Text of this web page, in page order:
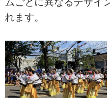
ムごとに異なるデザイ
れます。